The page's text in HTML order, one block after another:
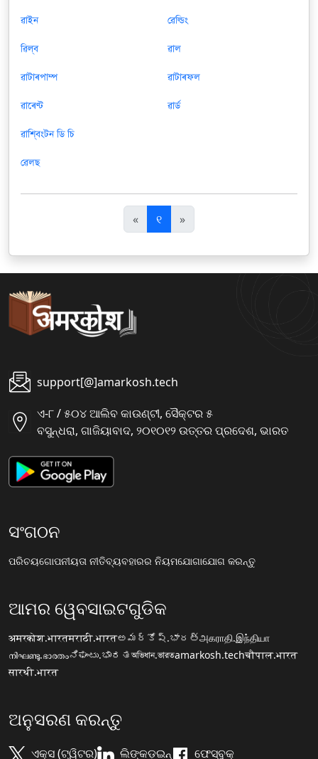
ৱাইন
ৱিল্ব
ৱাটাৰপাম্প
ৱাৰেণ্ট
ৱাশ্বিংটন ডি চি
ৱেলছ
ৱেল্ডিং
ৱাল
ৱাটাৰফল
ৱার্ড
«पि
छ
ला
୧ »अ
ग
ला
support[@]amarkosh.tech
ଏ-୮ / ୫୦୪ ଆଲିବ କାଉଣ୍ଟୀ, ସୈକ୍ଟର ୫
ବସୁନ୍ଧରା, ଗାଜିୟାବାଦ, ୨୦୧୦୧୨ ଉତ୍ତର ପ୍ରଦେଶ, ଭାରତ
ସଂଗଠନ
ପରିଚୟଗୋପନୀୟତା ନୀତିବ୍ୟବହାରର ନିୟମଯୋଗାଯୋଗ କରନ୍ତୁ
ଆମର ୱେବସାଇଟଗୁଡିକ
अमरकोश.भारतमराठी.भारतఅమర్కోష్.భారత్அகராதி.இந்தியா
നിഘണ്ടു.ഭാരതംನಿಘಂಟು.ಭಾರತঅভিধান.ভারতamarkosh.techचौपाल.भारत
सारथी.भारत
ଅନୁସରଣ କରନ୍ତୁ
ଏକ୍ସ (ଟ୍ୱିଟର) ଲିଙ୍କଡ଼ଇନ୍ ଫେସ୍ବୁକ୍